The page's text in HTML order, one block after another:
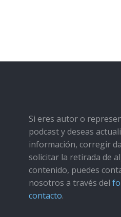
Si eres autor o
podcast y deseas
información, corregir
solicitar la retirada de
contenido, puedes
nosotros a través del
contacto.